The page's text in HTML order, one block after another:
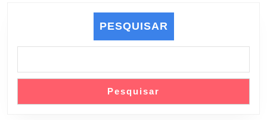
PESQUISAR
Pesquisar